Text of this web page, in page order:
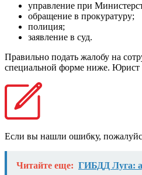
управление при
обращение в прокуратуру;
полиция;
заявление в суд.
Правильно подать жалобу на
специальной форме ниже. Юрист
Если вы нашли ошибку,
Читайте еще: ГИБДД Луга: